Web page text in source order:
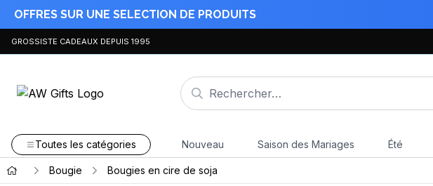
OFFRES SUR UNE SELECTION DE PRODUITS
GROSSISTE CADEAUX DEPUIS 1995
Toutes les catégories Nouveau Saison des Mariages Été
Bougie Bougies en cire de soja